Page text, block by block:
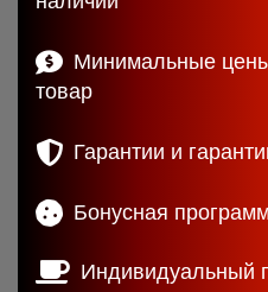
Минимальные
товар
Гарантии и
Бонусная
Индивидуальный